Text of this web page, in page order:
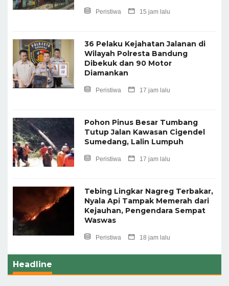
Peristiwa 15 jam lalu
36 Pelaku Kejahatan Jalanan di
Wilayah Polresta Bandung
Dibekuk dan 90 Motor
Diamankan
Peristiwa 17 jam lalu
Pohon Pinus Besar Tumbang
Tutup Jalan Kawasan Cigendel
Sumedang, Lalin Lumpuh
Peristiwa 17 jam lalu
Tebing Lingkar Nagreg Terbakar,
Nyala Api Tampak Memerah dari
Kejauhan, Pengendara Sempat
Waswas
Peristiwa 18 jam lalu
Headline